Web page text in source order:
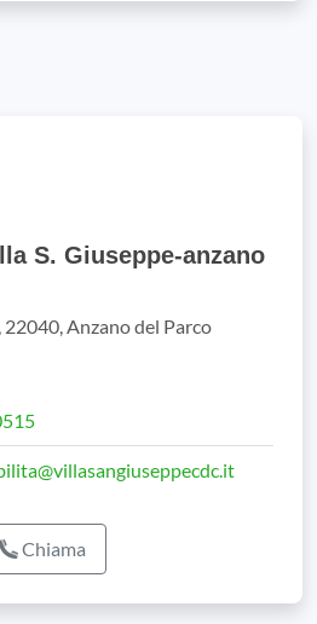
S. Giuseppe-anzano
22040, Anzano del Parco
Chiama